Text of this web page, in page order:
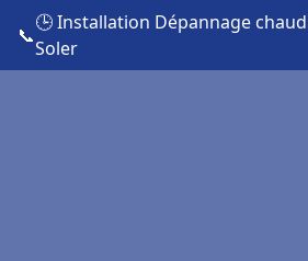
📞
🕒 Installation Dépannage
Soler